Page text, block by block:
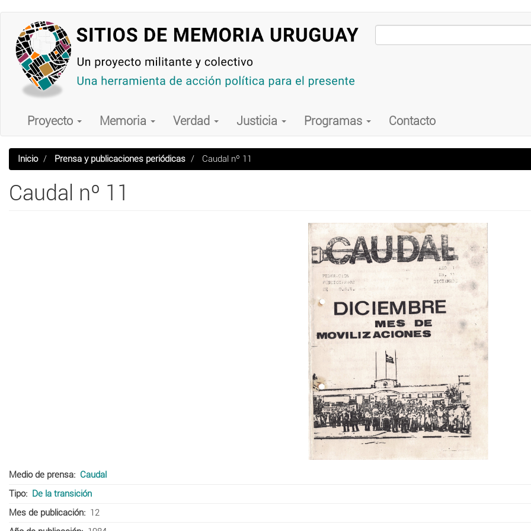
contenido
principal
Main
navigation
Proyecto Memoria Verdad Justicia Programas Contacto
Inicio Prensa y publicaciones periódicas Caudal nº 11
Caudal nº 11
Medio de prensa
Caudal
Tipo
De la transición
Mes de publicación
12